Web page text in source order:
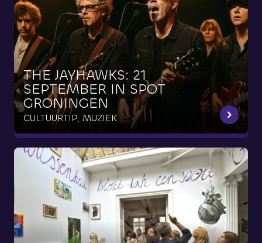
THE JAYHAWKS: 21
SEPTEMBER IN SPOT
GRONINGEN
CULTUURTIP, MUZIEK